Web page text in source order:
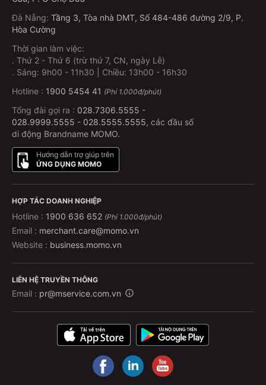
Đà Nẵng: Tầng 3, Tòa nhà DMT, Số 484-486 đường 2/9, P.
Hòa Cường
Thời gian làm việc:
. Thứ 2 - Thứ 6 (trừ thứ 7, CN, ngày Lễ)
. Sáng: 9h00 - 11h30 | Chiều: 13h00 - 16h30
Hotline : 1900 5454 41 (Phí 1.000đ/phút)
Tổng đài gọi ra : 028.7306.5555 -
028.9999.5555 - 028.5555.5555, các đầu số
di động Brandname MOMO.
Hướng dẫn trợ giúp trên
ỨNG DỤNG MOMO
HỢP TÁC DOANH NGHIỆP
Hotline : 1900 636 652 (Phí 1.000đ/phút)
Email : merchant.care@momo.vn
Website : business.momo.vn
LIÊN HỆ TRUYỀN THÔNG
Email : pr@mservice.com.vn